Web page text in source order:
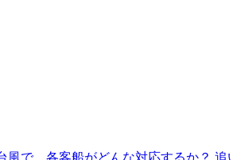
で、各客船がどんな対応するか？